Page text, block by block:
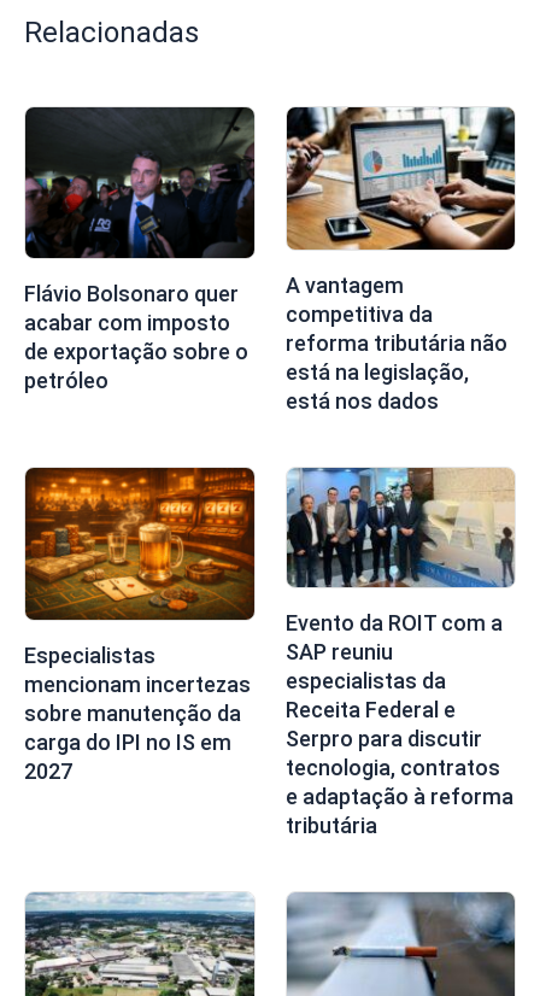
Relacionadas
Flávio Bolsonaro quer
acabar com imposto
de exportação sobre o
petróleo
A vantagem
competitiva da
reforma tributária não
está na legislação,
está nos dados
Especialistas
mencionam incertezas
sobre manutenção da
carga do IPI no IS em
2027
Evento da ROIT com a
SAP reuniu
especialistas da
Receita Federal e
Serpro para discutir
tecnologia, contratos
e adaptação à reforma
tributária